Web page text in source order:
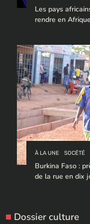
Les pays
rendre en
À LA UNE SOCÉTÉ
Burkina Faso :
de la rue en dix
Dossier culture